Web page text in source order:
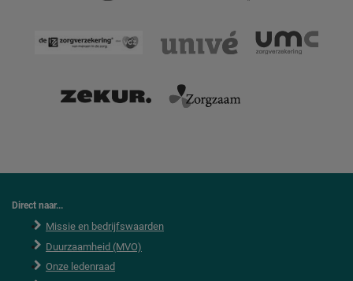
Direct naar...
Missie en bedrijfswaarden
Duurzaamheid (MVO)
Onze ledenraad